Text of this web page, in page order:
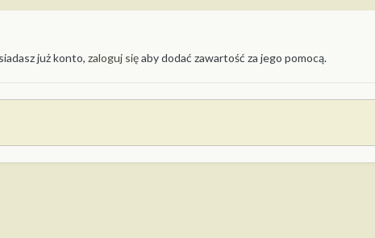
już konto, zaloguj sięaby dodać zawartość za jego pomocą.